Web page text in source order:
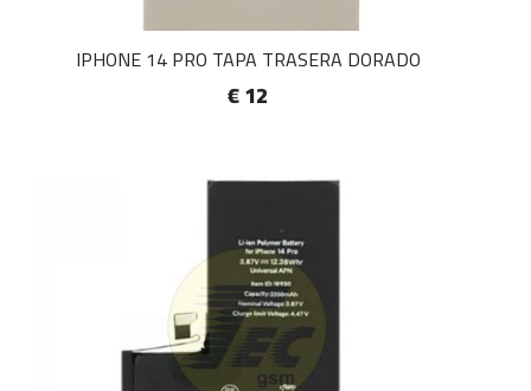
IPHONE 14 PRO TAPA TRASERA DORADO
€ 12